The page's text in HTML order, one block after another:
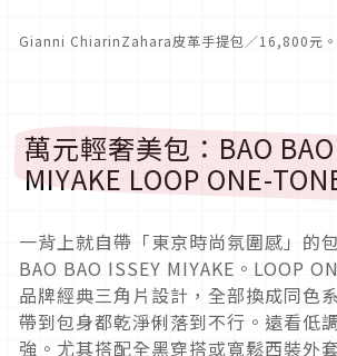
Gianni ChiarinZahara皮革手提包／16,800元
萬元輕奢美包：BAO
MIYAKE LOOP ONE-
一背上就自帶「東京時尚氛圍感」的
BAO BAO ISSEY MIYAKE。LOOP
品牌經典三角片設計，全部換成同色
帶到包身都乾淨俐落到不行。遠看低
強。尤其搭配全黑穿搭或寬鬆西裝外